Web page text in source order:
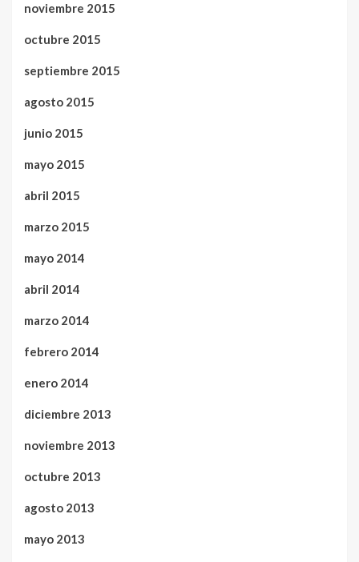
noviembre 2015
octubre 2015
septiembre 2015
agosto 2015
junio 2015
mayo 2015
abril 2015
marzo 2015
mayo 2014
abril 2014
marzo 2014
febrero 2014
enero 2014
diciembre 2013
noviembre 2013
octubre 2013
agosto 2013
mayo 2013